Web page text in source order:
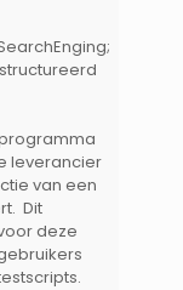
leverancier
van een
Dit
deze